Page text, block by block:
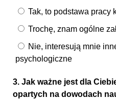
Tak, to podstawa pracy
Trochę, znam ogólne
Nie, interesują mnie
psychologiczne
3. Jak ważne jest dla
opartych na dowodach